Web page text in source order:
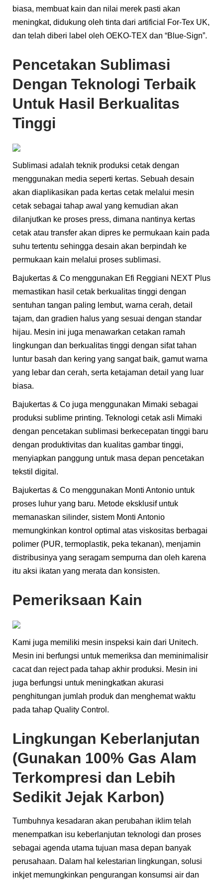
biasa, membuat kain dan nilai merek pasti akan
meningkat, didukung oleh tinta dari artificial For-Tex UK,
dan telah diberi label oleh OEKO-TEX dan “Blue-Sign”.
Pencetakan Sublimasi
Dengan Teknologi Terbaik
Untuk Hasil Berkualitas
Tinggi
Sublimasi adalah teknik produksi cetak dengan
menggunakan media seperti kertas. Sebuah desain
akan diaplikasikan pada kertas cetak melalui mesin
cetak sebagai tahap awal yang kemudian akan
dilanjutkan ke proses press, dimana nantinya kertas
cetak atau transfer akan dipres ke permukaan kain pada
suhu tertentu sehingga desain akan berpindah ke
permukaan kain melalui proses sublimasi.
Bajukertas & Co menggunakan Efi Reggiani NEXT Plus
memastikan hasil cetak berkualitas tinggi dengan
sentuhan tangan paling lembut, warna cerah, detail
tajam, dan gradien halus yang sesuai dengan standar
hijau. Mesin ini juga menawarkan cetakan ramah
lingkungan dan berkualitas tinggi dengan sifat tahan
luntur basah dan kering yang sangat baik, gamut warna
yang lebar dan cerah, serta ketajaman detail yang luar
biasa.
Bajukertas & Co juga menggunakan Mimaki sebagai
produksi sublime printing. Teknologi cetak asli Mimaki
dengan pencetakan sublimasi berkecepatan tinggi baru
dengan produktivitas dan kualitas gambar tinggi,
menyiapkan panggung untuk masa depan pencetakan
tekstil digital.
Bajukertas & Co menggunakan Monti Antonio untuk
proses luhur yang baru. Metode eksklusif untuk
memanaskan silinder, sistem Monti Antonio
memungkinkan kontrol optimal atas viskositas berbagai
polimer (PUR, termoplastik, peka tekanan), menjamin
distribusinya yang seragam sempurna dan oleh karena
itu aksi ikatan yang merata dan konsisten.
Pemeriksaan Kain
Kami juga memiliki mesin inspeksi kain dari Unitech.
Mesin ini berfungsi untuk memeriksa dan meminimalisir
cacat dan reject pada tahap akhir produksi. Mesin ini
juga berfungsi untuk meningkatkan akurasi
penghitungan jumlah produk dan menghemat waktu
pada tahap Quality Control.
Lingkungan Keberlanjutan
(Gunakan 100% Gas Alam
Terkompresi dan Lebih
Sedikit Jejak Karbon)
Tumbuhnya kesadaran akan perubahan iklim telah
menempatkan isu keberlanjutan teknologi dan proses
sebagai agenda utama tujuan masa depan banyak
perusahaan. Dalam hal kelestarian lingkungan, solusi
inkjet memungkinkan pengurangan konsumsi air dan